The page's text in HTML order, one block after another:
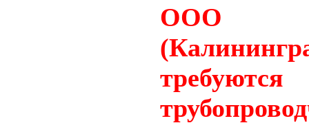
ООО
требуются